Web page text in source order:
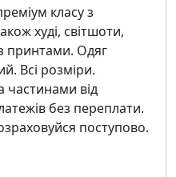
класу з
худі, світшоти,
принтами. Одяг
Всі розміри.
частинами від
без переплати.
поступово.